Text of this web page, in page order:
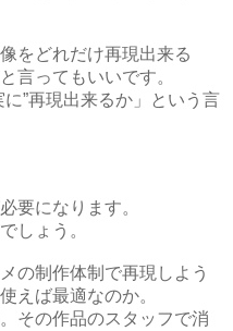
をどれだけ再現出来る
言ってもいいです。
”再現出来るか」という言
要になります。
しょう。
の制作体制で再現しよう
えば最適なのか。
その作品のスタッフで消